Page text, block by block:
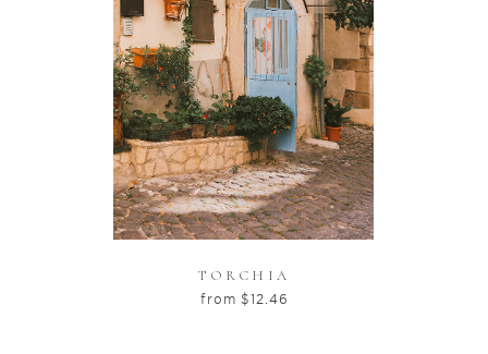
TORCHIA
from $12.46